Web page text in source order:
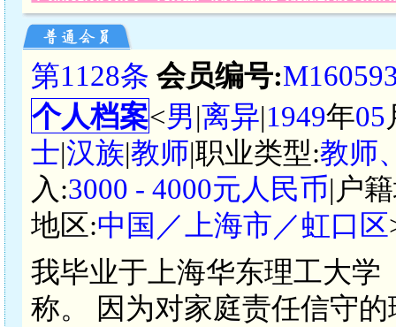
第1128条 会员编号:
个人档案<男|离异|1949年05
士|汉族|教师|职业类型:教师
入:3000 - 4000元人民币|户
地区:中国／上海市／虹口区
我毕业于上海华东理工大学
称。 因为对家庭责任信守